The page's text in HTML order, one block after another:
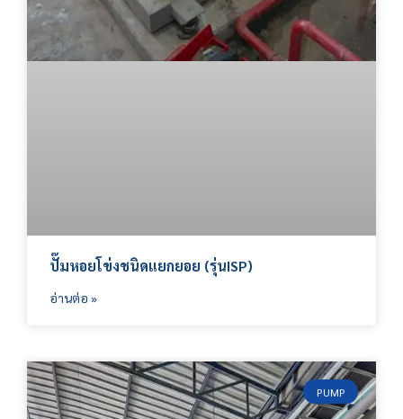
ปั๊มหอยโข่งชนิดแยกยอย (รุ่นISP)
อ่านต่อ »
PUMP